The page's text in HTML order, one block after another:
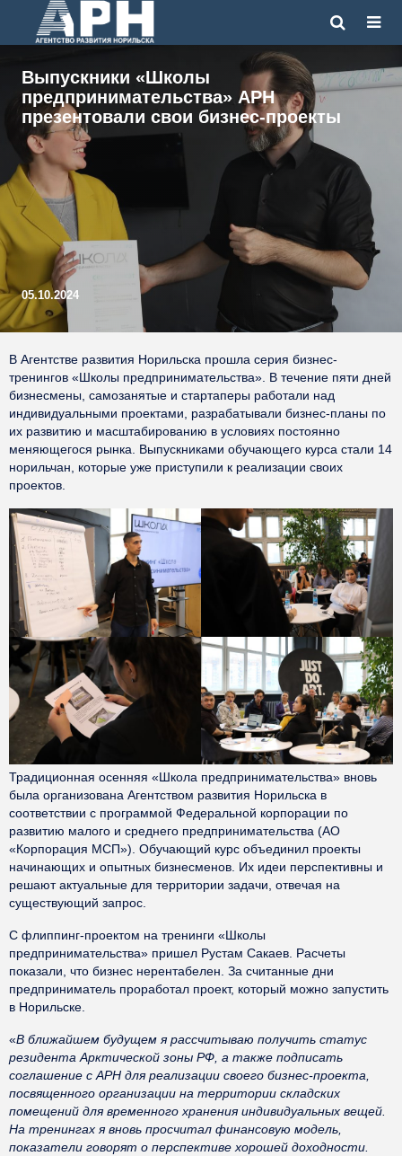
Выпускники «Школы
предпринимательства» АРН
презентовали свои бизнес-проекты
05.10.2024
В Агентстве развития Норильска прошла серия бизнес-
тренингов «Школы предпринимательства». В течение пяти дней
бизнесмены, самозанятые и стартаперы работали над
индивидуальными проектами, разрабатывали бизнес-планы по
их развитию и масштабированию в условиях постоянно
меняющегося рынка. Выпускниками обучающего курса стали 14
норильчан, которые уже приступили к реализации своих
проектов.
Традиционная осенняя «Школа предпринимательства» вновь
была организована Агентством развития Норильска в
соответствии с программой Федеральной корпорации по
развитию малого и среднего предпринимательства (АО
«Корпорация МСП»). Обучающий курс объединил проекты
начинающих и опытных бизнесменов. Их идеи перспективны и
решают актуальные для территории задачи, отвечая на
существующий запрос.
С флиппинг-проектом на тренинги «Школы
предпринимательства» пришел Рустам Сакаев. Расчеты
показали, что бизнес нерентабелен. За считанные дни
предприниматель проработал проект, который можно запустить
в Норильске.
«В ближайшем будущем я рассчитываю получить статус
резидента Арктической зоны РФ, а также подписать
соглашение с АРН для реализации своего бизнес-проекта,
посвященного организации на территории складских
помещений для временного хранения индивидуальных вещей.
На тренингах я вновь просчитал финансовую модель,
показатели говорят о перспективе хорошей доходности.